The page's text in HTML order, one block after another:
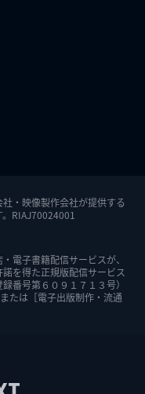
・映像製作会社が提供する
RIAJ70024001
電子書籍配信サービスが、
を得た正規版配信サービス
番号第６０９１７１３号）
たは［電子出版制作・流通